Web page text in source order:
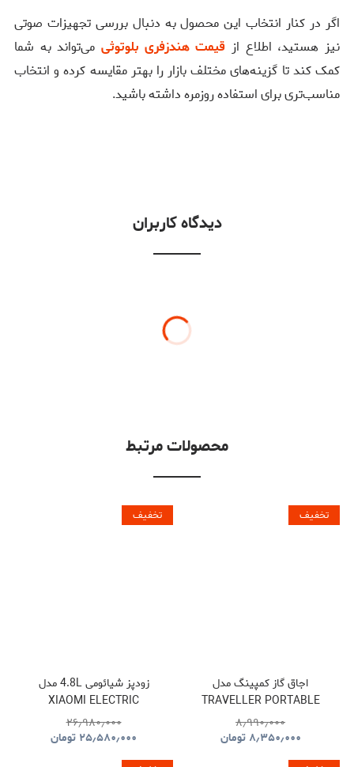
اگر در کنار انتخاب این محصول به دنبال بررسی تجهیزات صوتی
نیز هستید، اطلاع از قیمت هندزفری بلوتوثی می‌تواند به شما
کمک کند تا گزینه‌های مختلف بازار را بهتر مقایسه کرده و انتخاب
مناسب‌تری برای استفاده روزمره داشته باشید.
دیدگاه کاربران
محصولات مرتبط
تخفیف
اجاق گاز کمپینگ مدل
TRAVELLER PORTABLE
BBQ HYBQ015
۸٫۹۹۰٫۰۰۰
۸٫۳۵۰٫۰۰۰ تومان
تخفیف
زودپز شیائومی 4.8L مدل
XIAOMI ELECTRIC
PRESSURE COOKER
۲۶٫۹۸۰٫۰۰۰
۲۵٫۵۸۰٫۰۰۰ تومان